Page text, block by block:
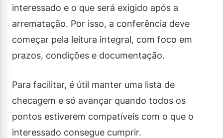
interessado e o que será exigido após a
arrematação. Por isso, a conferência deve
começar pela leitura integral, com foco em
prazos, condições e documentação.
Para facilitar, é útil manter uma lista de
checagem e só avançar quando todos os
pontos estiverem compatíveis com o que o
interessado consegue cumprir.